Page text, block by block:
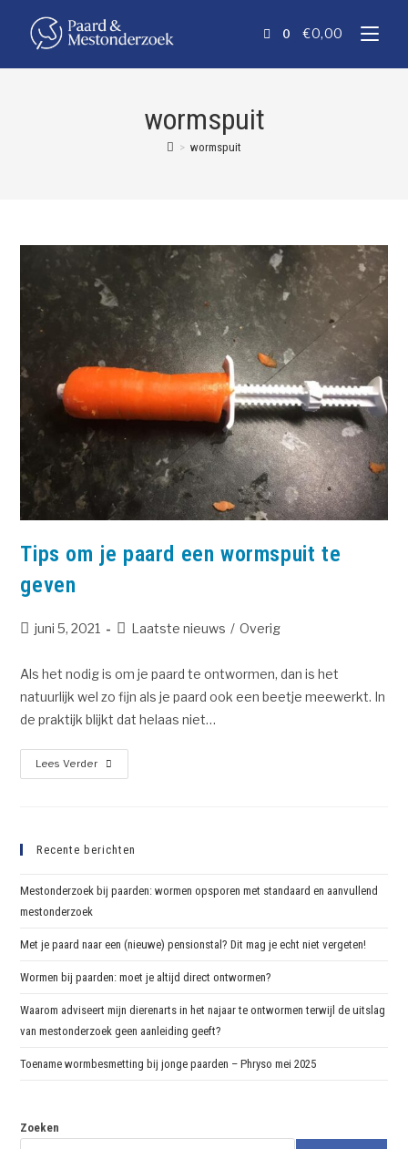
0 €0,00
wormspuit
> wormspuit
Tips om je paard een wormspuit te
geven
juni 5, 2021 Laatste nieuws / Overig
Als het nodig is om je paard te ontwormen, dan is het
natuurlijk wel zo fijn als je paard ook een beetje meewerkt. In
de praktijk blijkt dat helaas niet…
Lees Verder
Recente berichten
Mestonderzoek bij paarden: wormen opsporen met standaard en aanvullend
mestonderzoek
Met je paard naar een (nieuwe) pensionstal? Dit mag je echt niet vergeten!
Wormen bij paarden: moet je altijd direct ontwormen?
Waarom adviseert mijn dierenarts in het najaar te ontwormen terwijl de uitslag
van mestonderzoek geen aanleiding geeft?
Toename wormbesmetting bij jonge paarden – Phryso mei 2025
Zoeken